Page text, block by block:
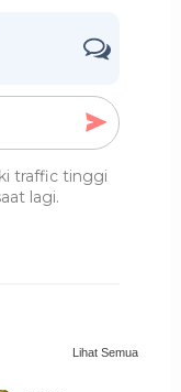
traffic tinggi
lagi.
Lihat Semua